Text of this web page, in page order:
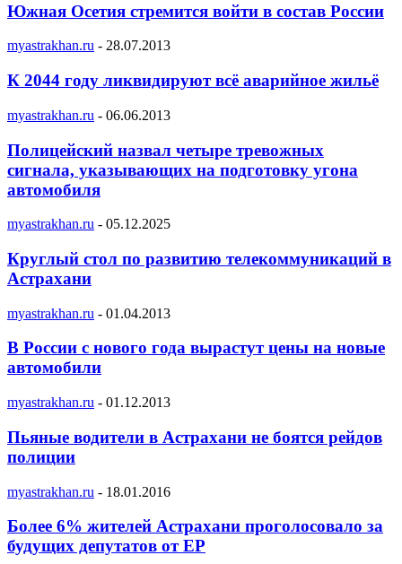
Южная Осетия стремится войти в состав России
myastrakhan.ru - 28.07.2013
К 2044 году ликвидируют всё аварийное жильё
myastrakhan.ru - 06.06.2013
Полицейский назвал четыре тревожных
сигнала, указывающих на подготовку угона
автомобиля
myastrakhan.ru - 05.12.2025
Круглый стол по развитию телекоммуникаций в
Астрахани
myastrakhan.ru - 01.04.2013
В России с нового года вырастут цены на новые
автомобили
myastrakhan.ru - 01.12.2013
Пьяные водители в Астрахани не боятся рейдов
полиции
myastrakhan.ru - 18.01.2016
Более 6% жителей Астрахани проголосовало за
будущих депутатов от ЕР